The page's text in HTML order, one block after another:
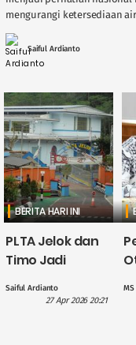
mengurangi ketersediaan
Pembangkit Listrik Tenaga Air
Saiful Ardianto
BERITA HARI INI
PLTA Jelok dan
Timo Jadi
dalam
Saiful Ardianto
27 Apr 2026 20:21
MS